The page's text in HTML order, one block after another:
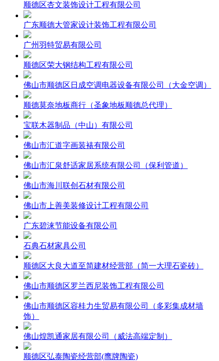
顺德区杏文装饰设计工程有限公司
广东顺德大管家设计装饰工程有限公司
广州羽特贸易有限公司
顺德区荣大钢结构工程有限公司
佛山市顺德区日成空调电器设备有限公司（大金空调）
顺德莫奈地板商行（圣象地板顺德总代理）
宝联木器制品（中山）有限公司
佛山市汇道字画装裱有限公司
佛山市汇泉舒适家居系统有限公司（保利管道）
佛山市海川联创石材有限公司
佛山市上善美装修设计工程有限公司
广东碧涞节能设备有限公司
石典石材家具公司
顺德区大良大道至简建材经营部（简一大理石瓷砖）
佛山市顺德区罗兰西尼装饰工程有限公司
佛山市顺德区容桂力生贸易有限公司（多彩集成材墙
饰）
佛山煌凯通家居有限公司（威法高端定制）
顺德区弘泰陶瓷经营部(鹰牌陶瓷)